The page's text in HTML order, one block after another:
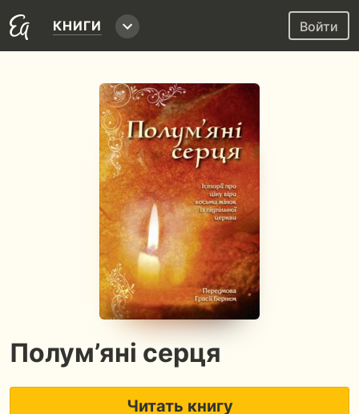
КНИГИ Войти
Полум’яні серця
Читать книгу